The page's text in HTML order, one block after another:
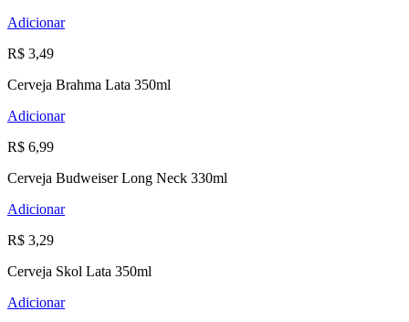
Adicionar
R$ 3,49
Cerveja Brahma Lata 350ml
Adicionar
R$ 6,99
Cerveja Budweiser Long Neck 330ml
Adicionar
R$ 3,29
Cerveja Skol Lata 350ml
Adicionar